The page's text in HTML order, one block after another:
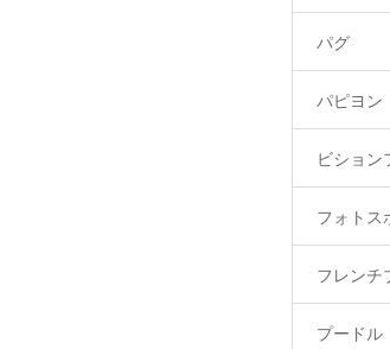
パグ
パピヨン
ビション
フォトス
フレンチ
プードル